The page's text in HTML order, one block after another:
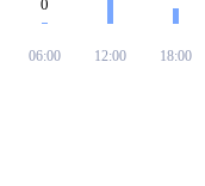
0
06:00 12:00 18:00